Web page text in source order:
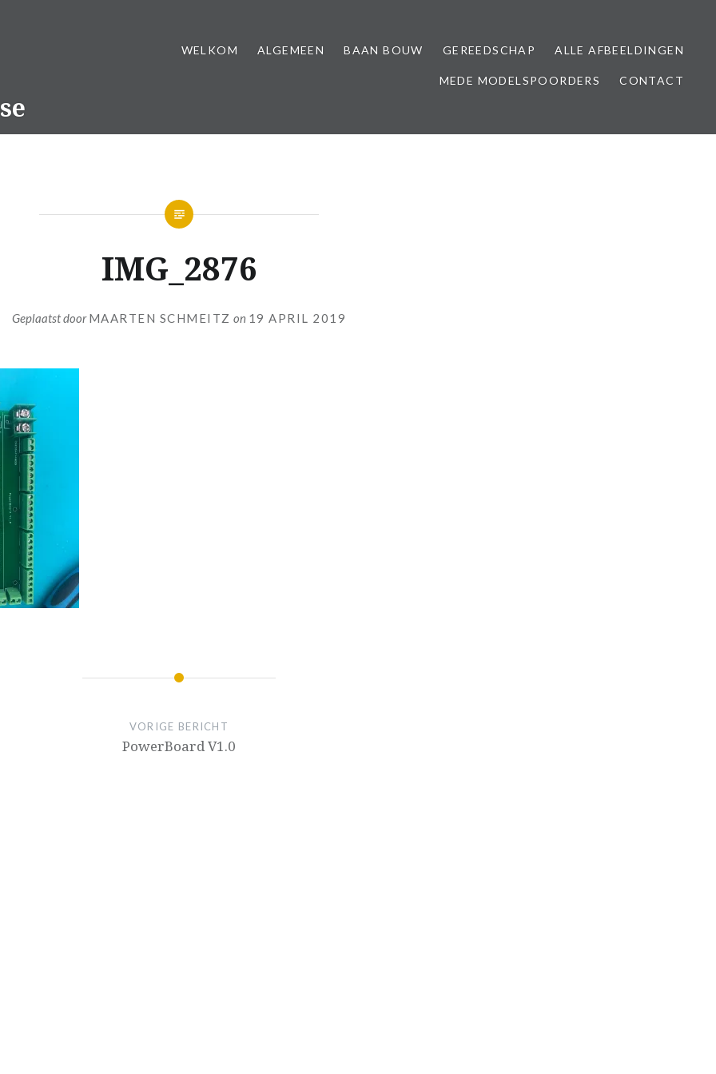
WELKOM ALGEMEEN BAAN BOUW GEREEDSCHAP ALLE AFBEELDINGEN
MEDE MODELSPOORDERS CONTACT
IMG_2876
Geplaatst doorMAARTEN SCHMEITZ on 19 APRIL 2019
VORIGE BERICHT
PowerBoard V1.0